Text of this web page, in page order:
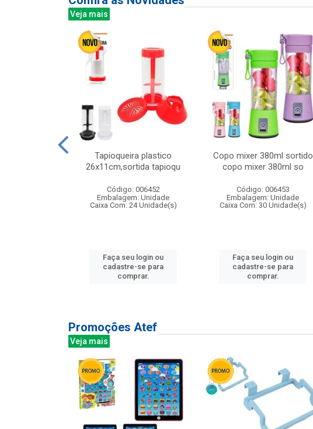
Veja mais
Tapioqueira plastico
26x11cm,sortida tapioqu
Código: 006452
Embalagem: Unidade
Caixa Com: 24 Unidade(s)
Faça seu login ou
cadastre-se para
comprar.
Copo mixer 380ml sortido
copo mixer 380ml so
Código: 006453
Embalagem: Unidade
Caixa Com: 30 Unidade(s)
Faça seu login ou
cadastre-se para
comprar.
Promoções Atef
Veja mais